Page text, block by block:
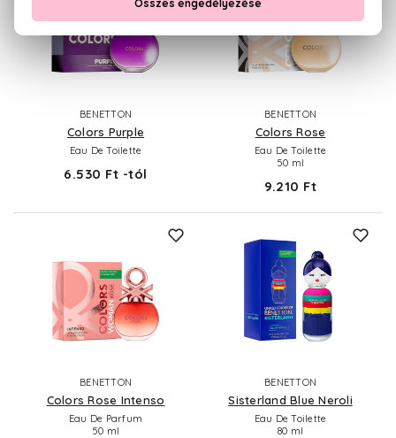
BENETTON
Colors Purple
Eau De Toilette
6.530 Ft -tól
BENETTON
Colors Rose
Eau De Toilette
50 ml
9.210 Ft
BENETTON
Colors Rose Intenso
Eau De Parfum
50 ml
BENETTON
Sisterland Blue Neroli
Eau De Toilette
80 ml